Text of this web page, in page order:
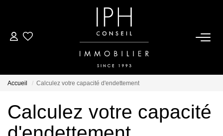
ESTIMER
ACHETER
LOUER
Accueil Calculez votre capacité d'endettement
Calculez votre capacité